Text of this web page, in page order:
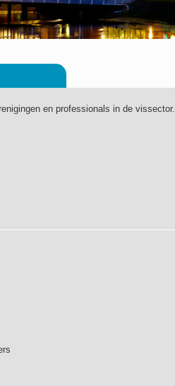
en professionals in de vissector.